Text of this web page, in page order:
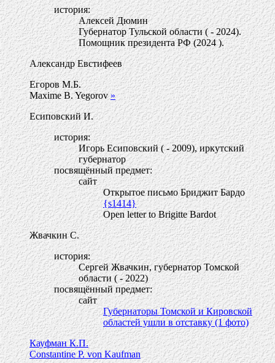
история:
Алексей Дюмин
Губернатор Тульской области ( - 2024).
Помощник президента РФ (2024 ).
Александр Евстифеев
Егоров М.Б.
Maxime B. Yegorov»
Есиповский И.
история:
Игорь Есиповский ( - 2009), иркутский
губернатор
посвящённый предмет:
сайт
Открытое письмо Бриджит Бардо
{s1414}
Open letter to Brigitte Bardot
Жвачкин С.
история:
Сергей Жвачкин, губернатор Томской
области ( - 2022)
посвящённый предмет:
сайт
Губернаторы Томской и Кировской
областей ушли в отставку (1 фото)
Кауфман К.П.
Constantine P. von Kaufman